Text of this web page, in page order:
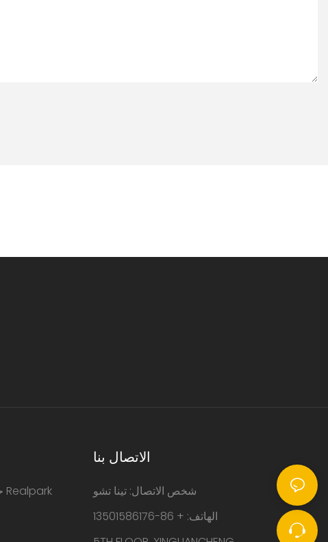
حلول إدارة مواقف السيارات Realpark
الاتصال بنا
شخص الاتصال: تينا تشو
الهاتف: + 86-13501586176